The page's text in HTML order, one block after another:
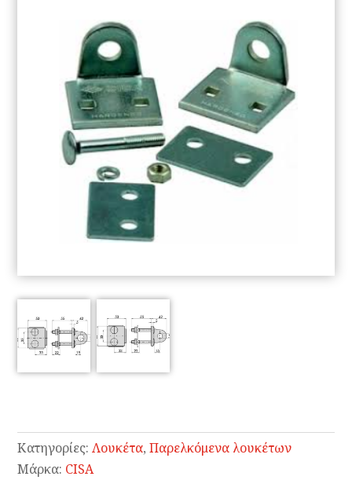
Κατηγορίες:Λουκέτα,Παρελκόμενα λουκέτων
Μάρκα: CISA